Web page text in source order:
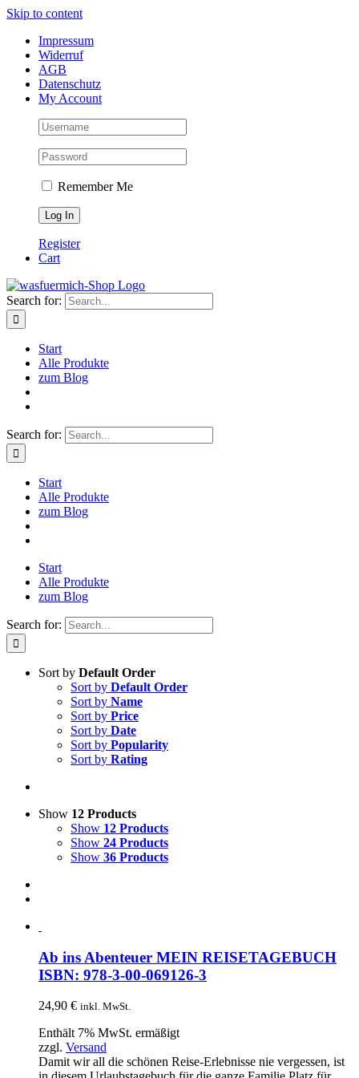
Skip to content
Impressum
Widerruf
AGB
Datenschutz
My Account
Remember Me
Register
Cart
Search for:
Start
Alle Produkte
zum Blog
Search for:
Start
Alle Produkte
zum Blog
Start
Alle Produkte
zum Blog
Search for:
Sort by Default Order
Sort by Default Order
Sort by Name
Sort by Price
Sort by Date
Sort by Popularity
Sort by Rating
Show 12 Products
Show 12 Products
Show 24 Products
Show 36 Products
Ab ins Abenteuer MEIN REISETAGEBUCH
ISBN: 978-3-00-069126-3
24,90 € inkl. MwSt.
Enthält 7% MwSt. ermäßigt
zzgl. Versand
Damit wir all die schönen Reise-Erlebnisse nie vergessen, ist